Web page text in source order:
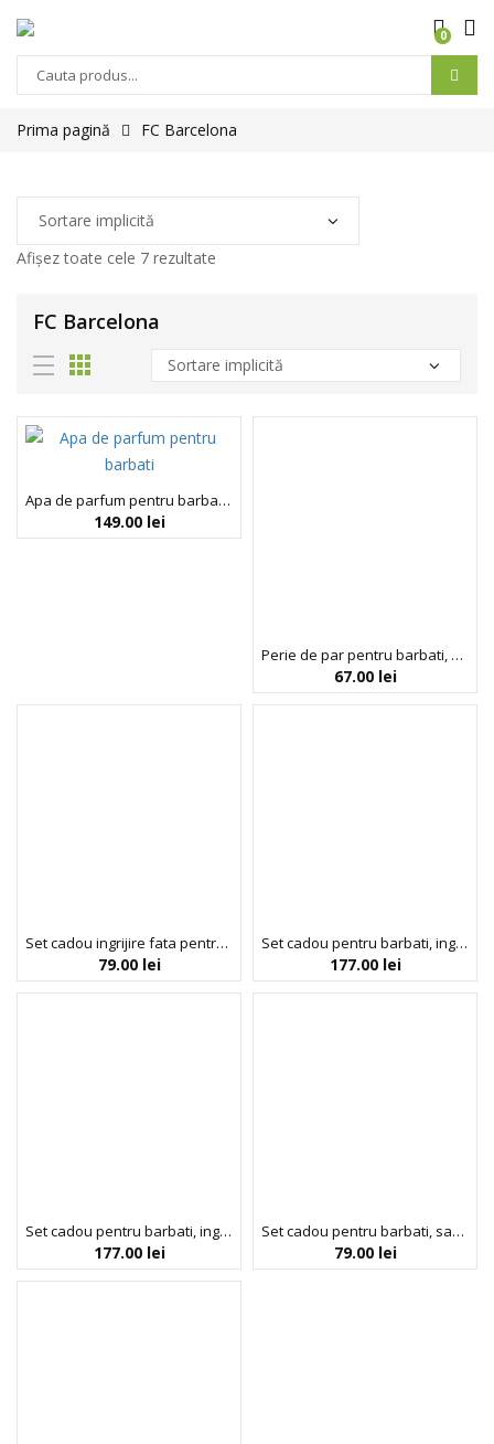
0
Prima pagină FC Barcelona
Afișez toate cele 7 rezultate
FC Barcelona
Apa de parfum pentru barbati, FC Barcelona, 100 ml
149.00 lei
Perie de par pentru barbati, FC Barcelona, 1 bucata
67.00 lei
Set cadou ingrijire fata pentru barbati, perie pentru curatarea tenului & bentita par, FC Barcelona, 2 articole
79.00 lei
Set cadou pentru barbati, ingrijire par si corp in borseta rezistenta la apa, FC Barcelona, 3 articole
177.00 lei
Set cadou pentru barbati, ingrijire par si corp in cutie metalica, FC Barcelona, 4 articole
177.00 lei
Set cadou pentru barbati, sapun lichid & spray pentru corp, FC Barcelona, 2 articole
79.00 lei